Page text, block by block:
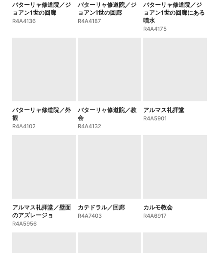
バターリャ修道院／ジ
ョアン1世の回廊
R4A4136
バターリャ修道院／ジ
ョアン1世の回廊
R4A4187
バターリャ修道院／ジ
ョアン1世の回廊にある
噴水
R4A4175
バターリャ修道院／外
観
R4A4102
バターリャ修道院／教
会
R4A4132
アルマス礼拝堂
R4A5901
アルマス礼拝堂／壁面
のアズレージョ
R4A5956
カテドラル／回廊
R4A7403
カルモ教会
R4A6917